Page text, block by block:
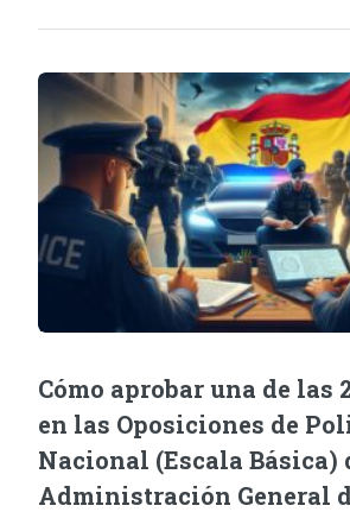
Cómo aprobar una de las
en las Oposiciones de
Nacional (Escala Básica)
Administración General